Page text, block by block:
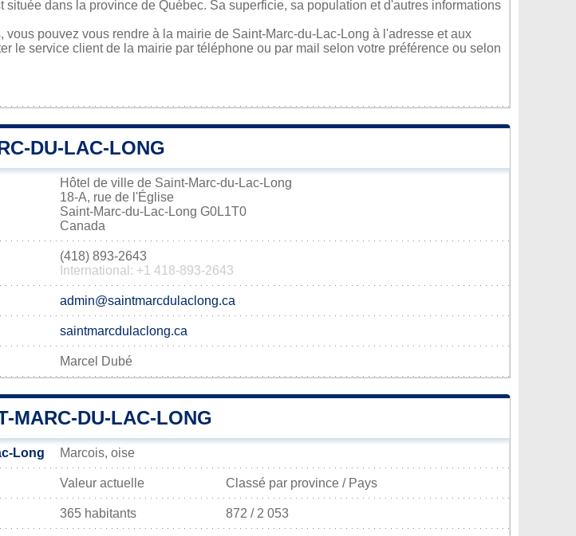
située dans la province de Québec. Sa superficie, sa population et d'autres informations
vous pouvez vous rendre à la mairie de Saint-Marc-du-Lac-Long à l'adresse et aux
le service client de la mairie par téléphone ou par mail selon votre préférence ou selon
DU-LAC-LONG
Hôtel de ville de Saint-Marc-du-Lac-Long
18-A, rue de l'Église
Saint-Marc-du-Lac-Long G0L1T0
Canada
(418) 893-2643
International: +1 418-893-2643
admin@saintmarcdulaclong.ca
saintmarcdulaclong.ca
Marcel Dubé
MARC-DU-LAC-LONG
Long Marcois, oise
Valeur actuelle Classé par province / Pays
365 habitants 872 / 2 053